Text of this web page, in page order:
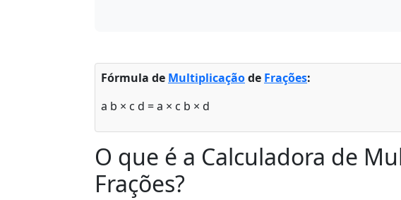
Fórmula de Multiplicaçãode Frações:
a b × c d =a × c b × d
O que é a Calculadora de
Frações?